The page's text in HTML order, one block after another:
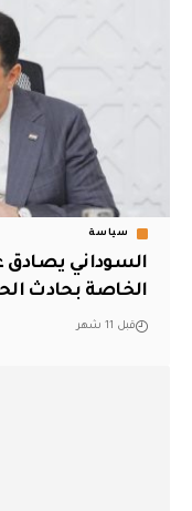
سياسة
السوداني يصادق
الخاصة بحادث
قبل 11 شهر